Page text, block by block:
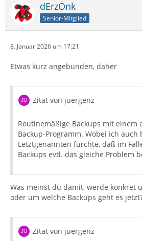
dErzOnk
Senior-Mitglied
8. Januar 2026 um 17:21
Etwas kurz angebunden, daher
Zitat von juergenz
Routinemäßige Backups mit einem
Backup-Programm. Wobei ich auch
Letztgenannten fürchte, daß im
Backups evtl. das gleiche Problem
Was meinst du damit, werde konkret
oder um welche Backups geht es
Zitat von juergenz